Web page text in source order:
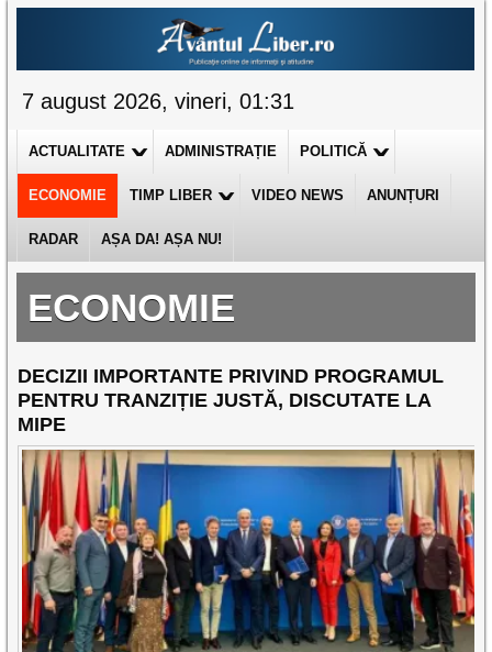
7 august 2026, vineri, 01:31
ACTUALITATE ADMINISTRAȚIE POLITICĂ
ECONOMIE TIMP LIBER VIDEO NEWS ANUNȚURI
RADAR AȘA DA! AȘA NU!
ECONOMIE
DECIZII IMPORTANTE PRIVIND PROGRAMUL
PENTRU TRANZIȚIE JUSTĂ, DISCUTATE LA
MIPE